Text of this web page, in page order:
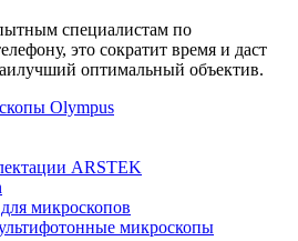
специалистам по
это сократит время и даст
оптимальный объектив.
Olympus
ARSTEK
микроскопов
микроскопы